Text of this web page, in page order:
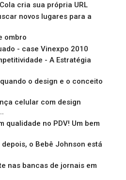
cria sua própria URL
novos lugares para a
ombro
- case Vinexpo 2010
- A Estratégia
o design e o conceito
celular com design
qualidade no PDV! Um bem
depois, o Bebê Johnson está
nas bancas de jornais em